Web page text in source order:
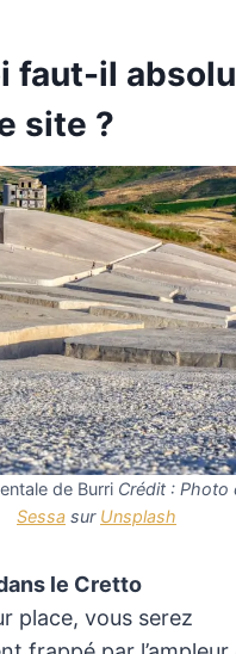
faut-il
site ?
de Burri Crédit : Photo
Sessa sur Unsplash
le Cretto
place, vous serez